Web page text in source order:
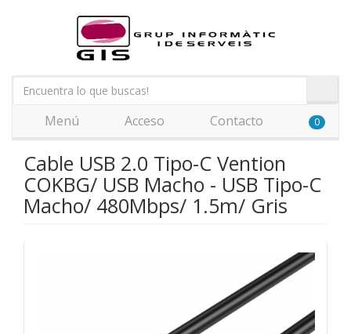
Menú Acceso Contacto 0
Cable USB 2.0 Tipo-C Vention
COKBG/ USB Macho - USB Tipo-C
Macho/ 480Mbps/ 1.5m/ Gris